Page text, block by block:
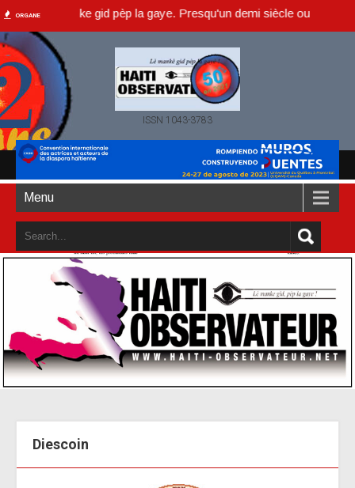
ORGANE
manke gid pèp la gaye. Presqu'un demi siècle ou dans un an
ISSN 1043-3783
Menu
Diescoin